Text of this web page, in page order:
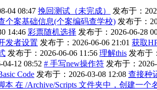
04 08:47 挽回测试（未完成） 发布于：
个案基础信息(个案编码查学校) 发布于：
14:46 彩票随机选择 发布于：2026-06-28
发者设置 发布于：2026-06-06 21:01 获取
发布于：2026-06-06 11:56 理解this 发布于
12 08:52 # 手写new操作符 发布于：
Code 发布于：2026-03-08 12:08 查接种
本 在 /Archive/Scripts 文件夹中，创建一